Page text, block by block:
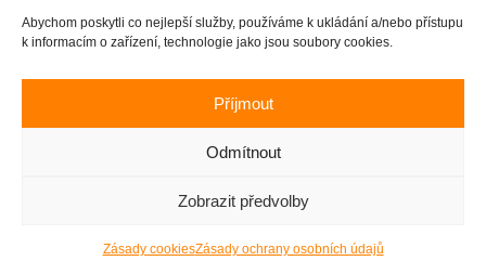
Abychom poskytli co nejlepší služby, používáme k ukládání a/nebo přístupu
k informacím o zařízení, technologie jako jsou soubory cookies.
Příjmout
Odmítnout
Zobrazit předvolby
Zásady cookiesZásady ochrany osobních údajů
David Walter
živnostenském rejstříku